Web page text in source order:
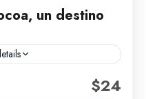
un destino
$24